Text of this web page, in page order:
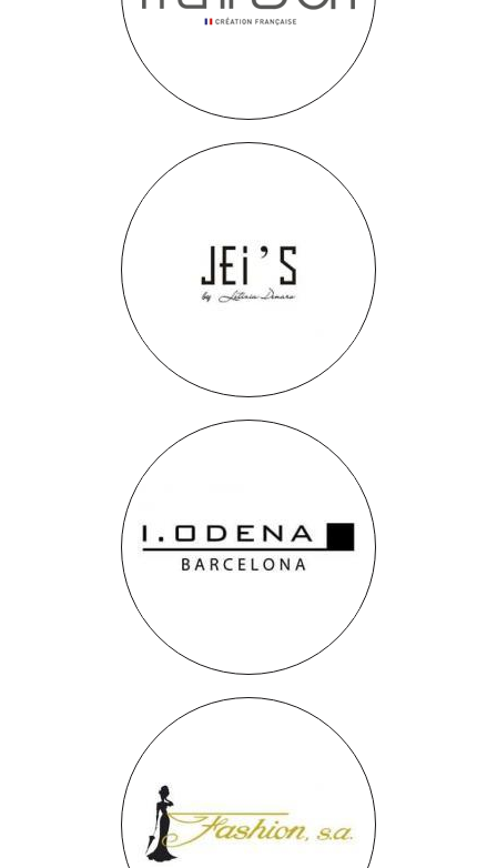
Meri Esca
Jei’s
I.Odena
Fashion